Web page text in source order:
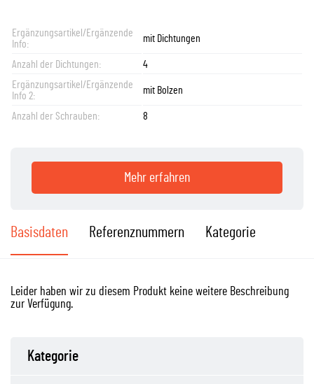
Ergänzungsartikel/Ergänzende
Info:
mit Dichtungen
Anzahl der Dichtungen:
4
Ergänzungsartikel/Ergänzende
Info 2:
mit Bolzen
Anzahl der Schrauben: 8
Mehr erfahren
Basisdaten Referenznummern Kategorie
Leider haben wir zu diesem Produkt keine weitere Beschreibung
zur Verfügung.
Kategorie